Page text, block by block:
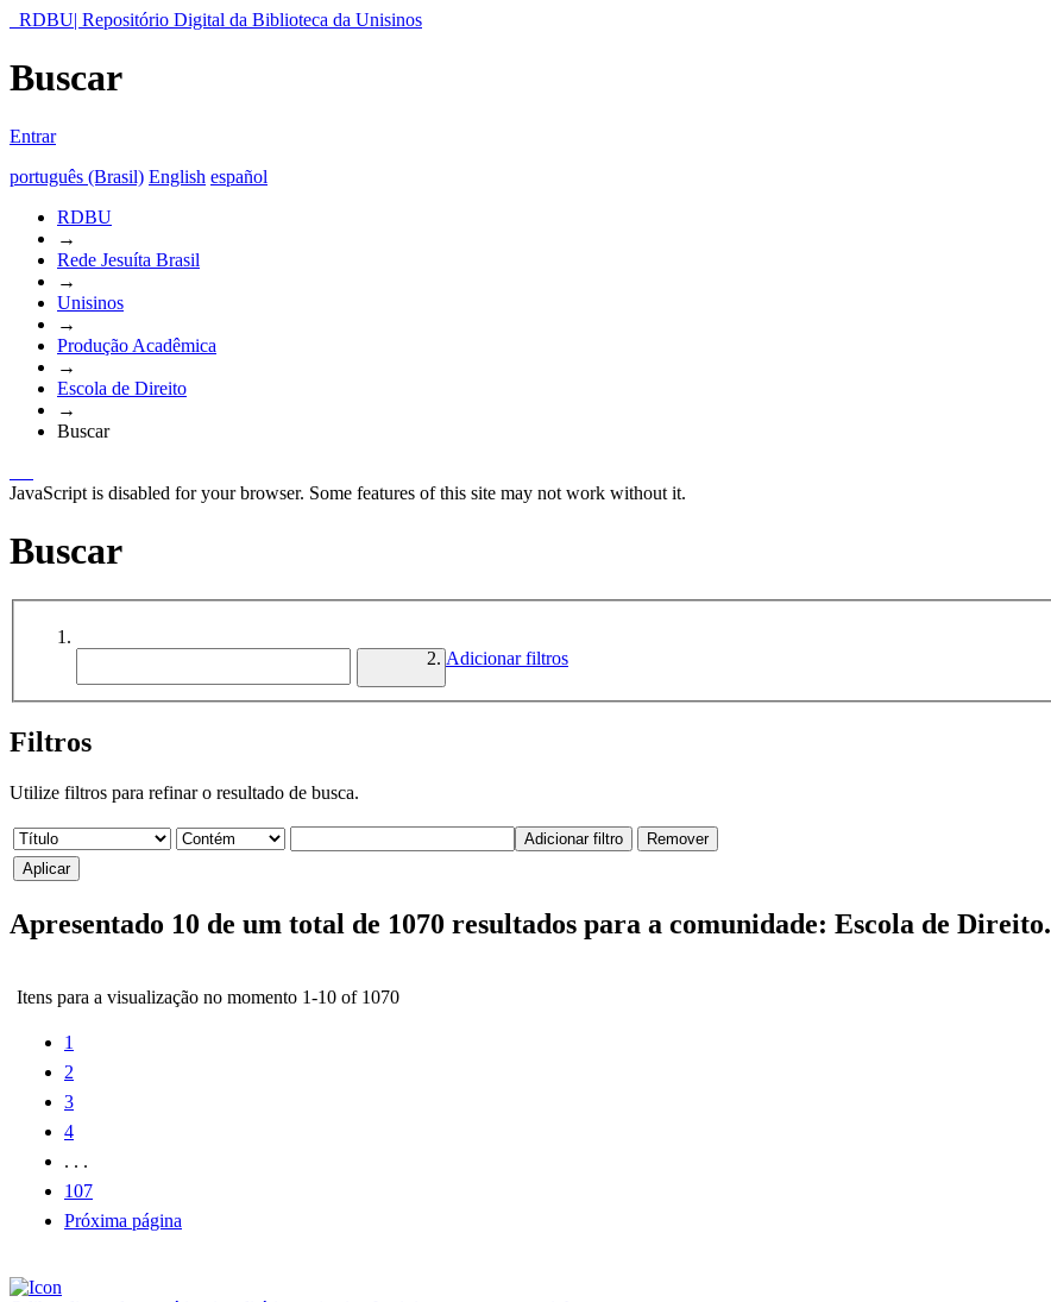
RDBU| Repositório Digital da Biblioteca da Unisinos
Buscar
Entrar
português (Brasil) English español
RDBU
→
Rede Jesuíta Brasil
→
Unisinos
→
Produção Acadêmica
→
Escola de Direito
→
Buscar
JavaScript is disabled for your browser. Some features of this site may not work without it.
Buscar
Adicionar filtros
Filtros
Utilize filtros para refinar o resultado de busca.
Apresentado 10 de um total de 1070 resultados para a comunidade: Escola de Direito.
Itens para a visualização no momento 1-10 of 1070
1
2
3
4
. . .
107
Próxima página